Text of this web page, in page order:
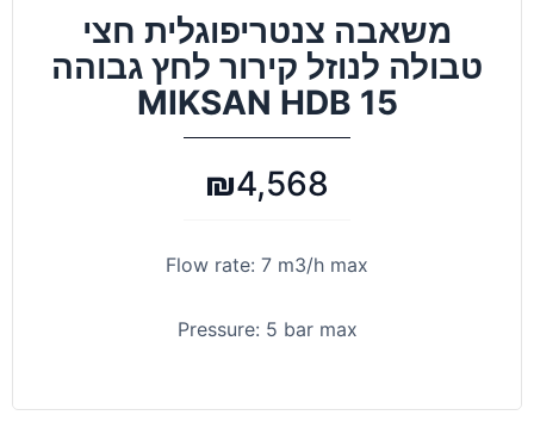
משאבה צנטריפוגלית חצי
טבולה לנוזל קירור לחץ גבוהה
MIKSAN HDB 15
₪4,568
Flow rate: 7 m3/h max
Pressure: 5 bar max